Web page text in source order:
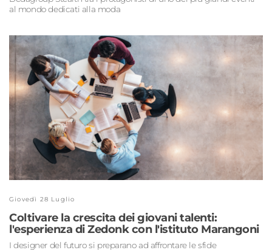
al mondo dedicati alla moda
Giovedì 28 Luglio
Coltivare la crescita dei giovani talenti:
l'esperienza di Zedonk con l'istituto Marangoni
I designer del futuro si preparano ad affrontare le sfide